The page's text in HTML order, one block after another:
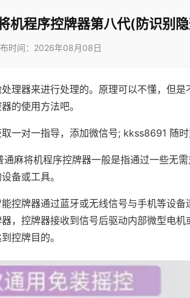
机程序控牌器第八代(防识别
时间：2026年08月08日
理器来进行处理的。原理可以不懂，但是
的使用方法吧。
一对一指导，添加微信号; kkss8691 随时
麻将机程序控牌器一般是指通过一些无
备或工具。
控牌器通过蓝牙或无线信号与手机等设备
，控牌器接收到信号后驱动内部微型电机
控牌目的。